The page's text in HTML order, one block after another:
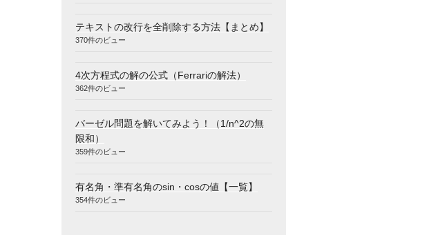
テキストの改行を全削除する方法【まとめ】
370件のビュー
4次方程式の解の公式（Ferrariの解法）
362件のビュー
バーゼル問題を解いてみよう！（1/n^2の無
限和）
359件のビュー
有名角・準有名角のsin・cosの値【一覧】
354件のビュー